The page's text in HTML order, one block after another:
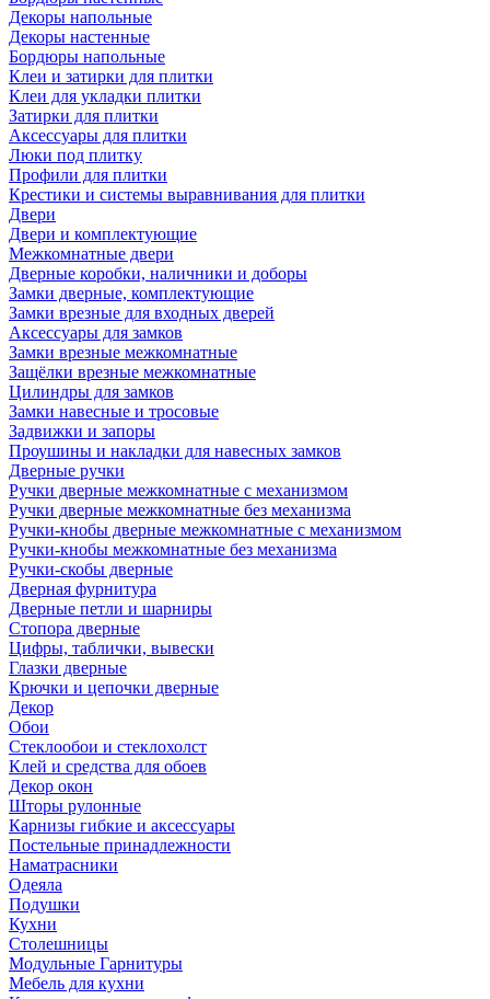
Декоры напольные
Декоры настенные
Бордюры напольные
Клеи и затирки для плитки
Клеи для укладки плитки
Затирки для плитки
Аксессуары для плитки
Люки под плитку
Профили для плитки
Крестики и системы выравнивания для плитки
Двери
Двери и комплектующие
Межкомнатные двери
Дверные коробки, наличники и доборы
Замки дверные, комплектующие
Замки врезные для входных дверей
Аксессуары для замков
Замки врезные межкомнатные
Защёлки врезные межкомнатные
Цилиндры для замков
Замки навесные и тросовые
Задвижки и запоры
Проушины и накладки для навесных замков
Дверные ручки
Ручки дверные межкомнатные с механизмом
Ручки дверные межкомнатные без механизма
Ручки-кнобы дверные межкомнатные с механизмом
Ручки-кнобы межкомнатные без механизма
Ручки-скобы дверные
Дверная фурнитура
Дверные петли и шарниры
Стопора дверные
Цифры, таблички, вывески
Глазки дверные
Крючки и цепочки дверные
Декор
Обои
Стеклообои и стеклохолст
Клей и средства для обоев
Декор окон
Шторы рулонные
Карнизы гибкие и аксессуары
Постельные принадлежности
Наматрасники
Одеяла
Подушки
Кухни
Столешницы
Модульные Гарнитуры
Мебель для кухни